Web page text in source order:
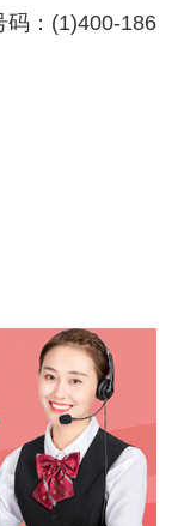
码：(1)400-186